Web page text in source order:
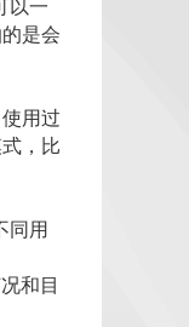
以一
是会
用过
，比
同用
和目